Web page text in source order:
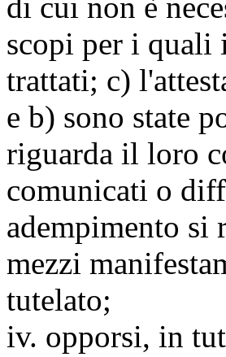
di cui non è
scopi per i quali
trattati; c)
e b) sono state
riguarda il loro
comunicati o
adempimento
mezzi
tutelato;
iv. opporsi, in